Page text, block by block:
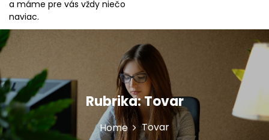
n
t
a máme pre vás vždy niečo
naviac.
Rubrika:Tovar
Home Tovar